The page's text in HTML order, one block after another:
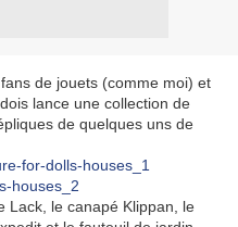
de jouets (comme moi) et
lance une collection de
de quelques uns de
Lack, le canapé Klippan, le